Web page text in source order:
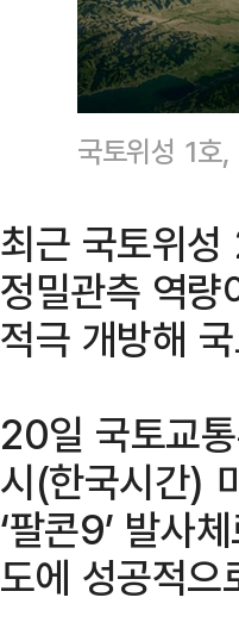
국토위성 1
최근 국토위
정밀관측 역
적극 개방해
20일 국토교
시(한국시간)
‘팔콘9’ 발사
도에 성공적으